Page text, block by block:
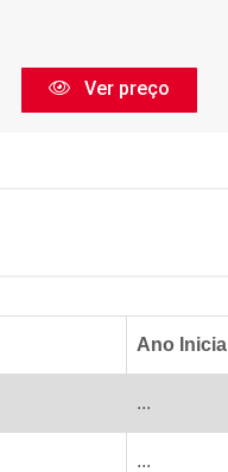
Ver preço
Ano Inicial
...
...